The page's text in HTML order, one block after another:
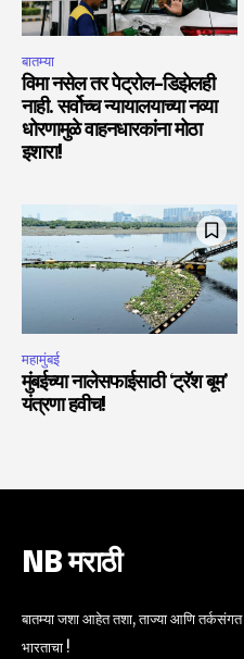
बातम्या
विमा नसेल तर पेट्रोल-डिझेलही
नाही. सर्वोच्च न्यायालयाच्या नव्या
धोरणामुळे वाहनधारकांना मोठा
इशारा!
महामुंबई
मुंबईच्या नालेसफाईसाठी ‘ट्रॅश बूम’
यंत्रणा हवीच!
NB मराठी
बातम्या जशा आहेत तशा, ताज्या आणि
भारताचा !